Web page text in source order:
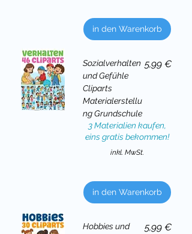
in den Warenkorb
Sozialverhalten
und Gefühle
Cliparts
Materialerstellu
ng Grundschule
Preis
5,99 €
3 Materialien kaufen,
eins gratis bekommen!
inkl. MwSt.
in den Warenkorb
Hobbies und
Preis
5,99 €